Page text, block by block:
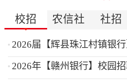
校招 农信社 社招
2026届【辉县珠江村镇银
2026年【赣州银行】校园